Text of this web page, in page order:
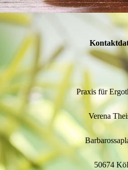
Praxis für
Verena
50674